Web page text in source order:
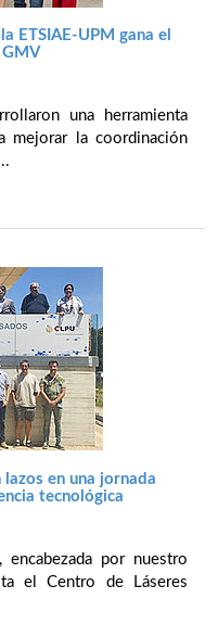
ETSIAE-UPM gana el
GMV
una herramienta
mejorar la coordinación
lazos en una jornada
tecnológica
encabezada por nuestro
el Centro de Láseres